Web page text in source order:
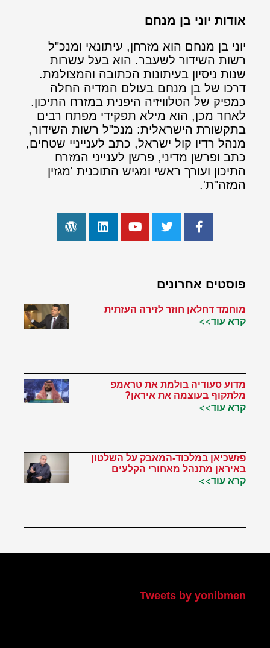
אודות יוני בן מנחם
יוני בן מנחם הוא מזרחן, עיתונאי ומנכ"ל
רשות השידור לשעבר. הוא בעל עשרות
שנות ניסיון בעיתונות הכתובה והמצולמת.
דרכו של בן מנחם בעולם המדיה החלה
כמפיק של הטלוויזיה היפנית במזרח התיכון.
לאחר מכן, הוא מילא תפקידי מפתח רבים
בתקשורת הישראלית: מנכ"ל רשות השידור,
מנהל רדיו קול ישראל, כתב לענייניי שטחים,
כתב ופרשן מדיני, פרשן לענייני המזרח
התיכון ועורך ראשי ומגיש התוכנית 'מגזין
המזה"ת'.
פוסטים אחרונים
מוחמד דחלאן חוזר לזירה העזתית
קרא עוד>>
מדוע סעודיה בולמת את טראמפ
מלתקוף בעוצמה את איראן?
קרא עוד>>
פזשכיאן במלכוד-המאבק על השלטון
באיראן מתנהל מאחורי הקלעים
קרא עוד>>
Tweets by yonibmen